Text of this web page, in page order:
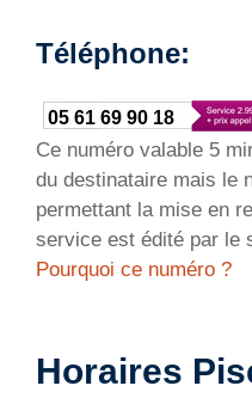
Téléphone:
05 61 69 90 18
Ce numéro valable 5
du destinataire mais le
permettant la mise en
service est édité par le
Pourquoi ce numéro ?
Horaires